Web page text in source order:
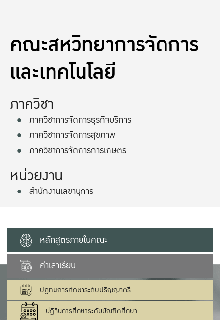
คณะสหวิทยาการจัดการ
และเทคโนโลยี
ภาควิชา
ภาควิชาการจัดการธุรกิจบริการ
ภาควิชาการจัดการสุขภาพ
ภาควิชาการจัดการการเกษตร
หน่วยงาน
สำนักงานเลขานุการ
หลักสูตรภายในคณะ
ค่าเล่าเรียน
ปฏิทินการศึกษาระดับปริญญาตรี
ปฏิทินการศึกษาระดับบัณฑิตศึกษา